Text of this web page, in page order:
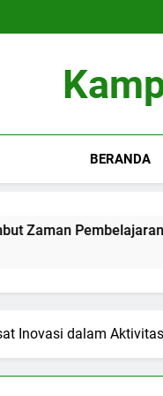
BERANDA
Daring
Inovasi dalam